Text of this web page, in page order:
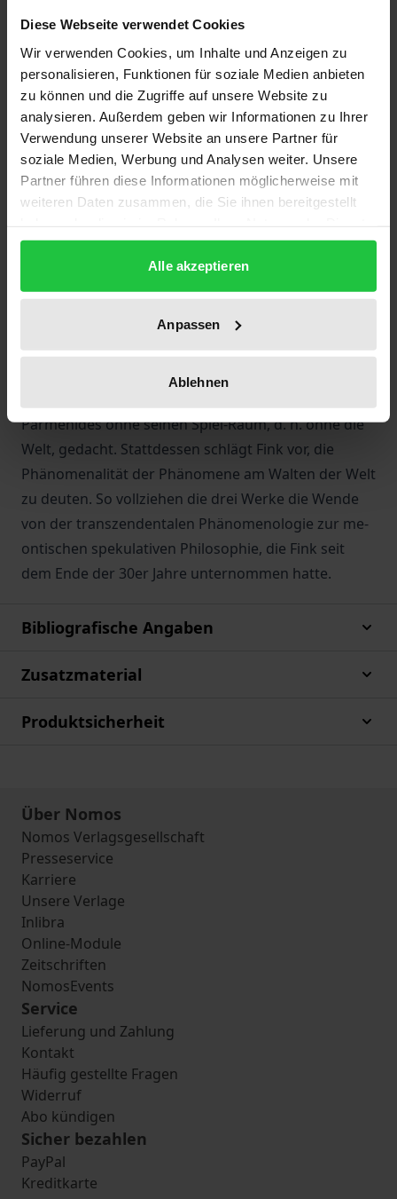
Diese Webseite verwendet Cookies
Wir verwenden Cookies, um Inhalte und Anzeigen zu
personalisieren, Funktionen für soziale Medien anbieten
zu können und die Zugriffe auf unsere Website zu
analysieren. Außerdem geben wir Informationen zu Ihrer
Verwendung unserer Website an unsere Partner für
soziale Medien, Werbung und Analysen weiter. Unsere
Partner führen diese Informationen möglicherweise mit
weiteren Daten zusammen, die Sie ihnen bereitgestellt
gesammelt haben.
Alle akzeptieren
Anpassen
Ablehnen
Jahren: Zur ontologischen Frühgeschichte von Zeit –
Raum – Bewegung. Sein, Wahrheit, Welt. Vor-Fragen
zum Problem des Phänomen-Begriffs. und Alles und
Nichts. Ein Umweg zur Philosophie. Diese Schriften
markieren den entscheidenden Schritt Finks zur
kosmologischen Differenz, die sich in der
Auseinandersetzung mit der Tradition der
abendländischen Metaphysik – von ihrem Beginn
Diese Auseinandersetzung beansprucht aber nicht,
als bloße Kritik aufzutreten, sondern als Erörterung
der bedeutsamen Kreuzwege, in denen die
ontologische Tradition sich an der dinglichen
Dimension des Seienden orientiert hat: Das Sein
Parmenides ohne seinen Spiel-Raum, d. h. ohne die
Welt, gedacht. Stattdessen schlägt Fink vor, die
Phänomenalität der Phänomene am Walten der Welt
zu deuten. So vollziehen die drei Werke die Wende
von der transzendentalen Phänomenologie zur me-
ontischen spekulativen Philosophie, die Fink seit
dem Ende der 30er Jahre unternommen hatte.
Bibliografische Angaben
Zusatzmaterial
Produktsicherheit
Über Nomos
Nomos Verlagsgesellschaft
Presseservice
Karriere
Unsere Verlage
Inlibra
Online-Module
Zeitschriften
NomosEvents
Service
Lieferung und Zahlung
Kontakt
Häufig gestellte Fragen
Widerruf
Abo kündigen
Sicher bezahlen
PayPal
Kreditkarte